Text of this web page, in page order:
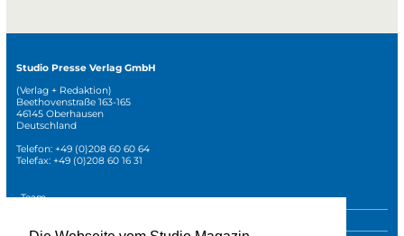
Studio Presse Verlag GmbH
(Verlag + Redaktion)
Beethovenstraße 163-165
46145 Oberhausen
Deutschland
Telefon: +49 (0)208 60 60 64
Telefax: +49 (0)208 60 16 31
Navigation
Team